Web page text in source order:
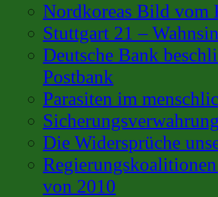
Nordkoreas Bild vom
Stuttgart 21 –
Deutsche Bank
Postbank
Parasiten im
Die Widersprüche
von 2010